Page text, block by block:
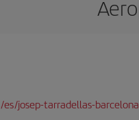
josep-tarradellas-